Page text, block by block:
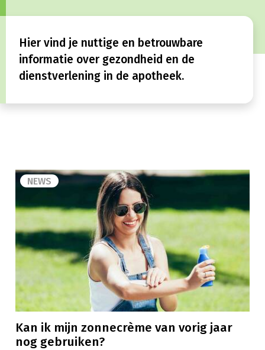
Hier vind je nuttige en betrouwbare
informatie over gezondheid en de
dienstverlening in de apotheek.
NEWS
Kan ik mijn zonnecrème van vorig jaar
nog gebruiken?